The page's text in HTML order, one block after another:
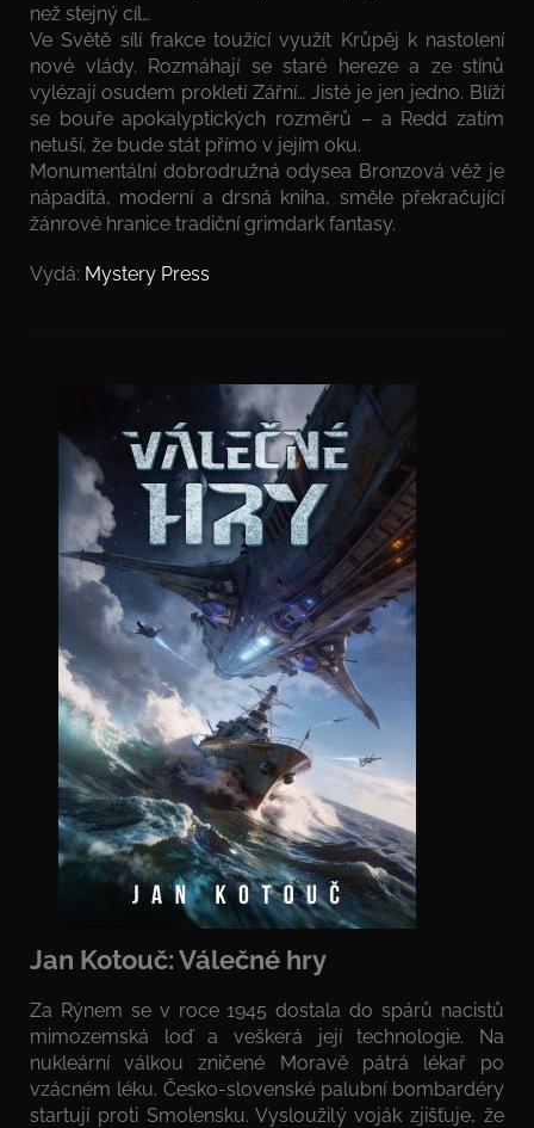
než stejný cíl…
Ve Světě sílí frakce toužící využít Krůpěj k nastolení
nové vlády. Rozmáhají se staré hereze a ze stínů
vylézají osudem prokletí Zářní… Jisté je jen jedno. Blíží
se bouře apokalyptických rozměrů – a Redd zatím
netuší, že bude stát přímo v jejím oku.
Monumentální dobrodružná odysea Bronzová věž je
nápaditá, moderní a drsná kniha, směle překračující
žánrové hranice tradiční grimdark fantasy.
Vydá: Mystery Press
Jan Kotouč: Válečné hry
Za Rýnem se v roce 1945 dostala do spárů nacistů
mimozemská loď a veškerá její technologie. Na
nukleární válkou zničené Moravě pátrá lékař po
vzácném léku. Česko-slovenské palubní bombardéry
startují proti Smolensku. Vysloužilý voják zjišťuje, že